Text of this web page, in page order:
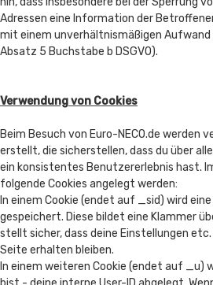
Adressen eine Information der
mit einem unverhältnismäßigen
Absatz 5 Buchstabe b DSGVO).
Verwendung von Cookies
Beim Besuch von Euro-NECO.de werden
erstellt, die sicherstellen, dass du über
ein konsistentes Benutzererlebnis hast.
folgende Cookies angelegt werden:
In einem Cookie (endet auf _sid) wird
gespeichert. Diese bildet eine Klammer
stellt sicher, dass deine Einstellungen
Seite erhalten bleiben.
In einem weiteren Cookie (endet auf _u)